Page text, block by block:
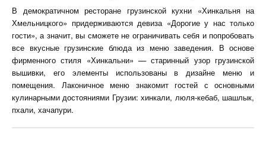
В демократичном ресторане грузинской кухни «Хинкальня на
Хмельницкого» придерживаются девиза «Дорогие у нас только
гости», а значит, вы сможете не ограничивать себя и попробовать
все вкусные грузинские блюда из меню заведения. В основе
фирменного стиля «Хинкальни» — старинный узор грузинской
вышивки, его элементы использованы в дизайне меню и
помещения. Лаконичное меню знакомит гостей с основными
кулинарными достояниями Грузии: хинкали, люля-кебаб, шашлык,
пхали, хачапури.